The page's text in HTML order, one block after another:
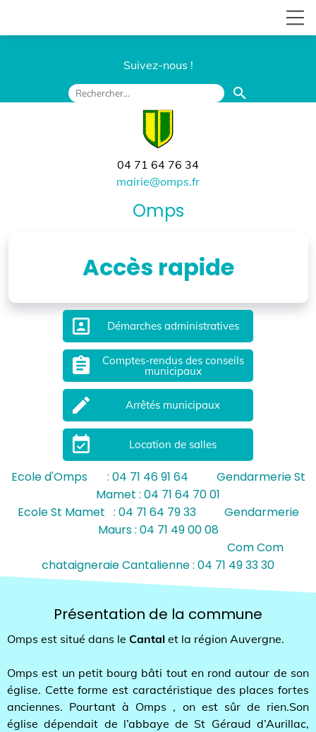
Suivez-nous !
search
04 71 64 76 34
mairie@omps.fr
Omps
Accès rapide
portrait Démarches administratives
assignment Comptes-rendus des conseils
municipaux
mode_edit Arrêtés municipaux
event_available Location de salles
Ecole d'Omps : 04 71 46 91 64 Gendarmerie St
Mamet : 04 71 64 70 01
Ecole St Mamet : 04 71 64 79 33 Gendarmerie
Maurs : 04 71 49 00 08
Com Com
chataigneraie Cantalienne : 04 71 49 33 30
Présentation de la commune
Omps est situé dans le Cantal et la région Auvergne.
Omps est un petit bourg bâti tout en rond autour de son
église. Cette forme est caractéristique des places fortes
anciennes. Pourtant à Omps , on est sûr de rien.Son
église dépendait de l’abbaye de St Géraud d’Aurillac,